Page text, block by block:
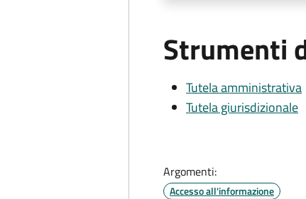
Strumenti
Tutela amministrativa
Tutela giurisdizionale
Argomenti:
Accesso all'informazione